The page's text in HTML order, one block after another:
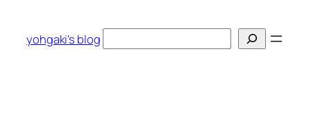
yohgaki's blog
索